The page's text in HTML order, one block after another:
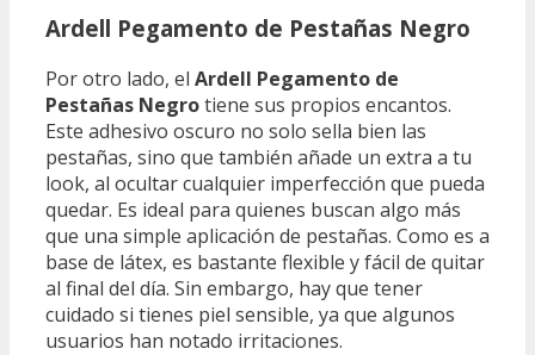
Ardell Pegamento de Pestañas Negro
Por otro lado, el Ardell Pegamento de
Pestañas Negrotiene sus propios encantos.
Este adhesivo oscuro no solo sella bien las
pestañas, sino que también añade un extra a tu
look, al ocultar cualquier imperfección que pueda
quedar. Es ideal para quienes buscan algo más
que una simple aplicación de pestañas. Como es a
base de látex, es bastante flexible y fácil de quitar
al final del día. Sin embargo, hay que tener
cuidado si tienes piel sensible, ya que algunos
usuarios han notado irritaciones.